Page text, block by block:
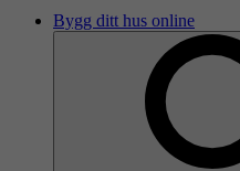
Bygg ditt hus online